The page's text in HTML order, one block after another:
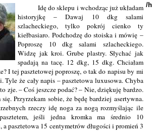
Idę do sklepu i wchodząc już układam
historyjkę – Dawaj 10 dkg salami
szlacheckiego, tylko pokrój cienko ty
kiełbasiaro. Podchodzę do stoiska i mówię –
Poproszę 10 dkg salami szlacheckiego.
Widzę jak kroi. Grube plastry. Słychać jak
spadają na tacę. 12 dkg, 15 dkg. Chciałam
I tej pasztetowej poproszę, o tak do napisu by mi
Tyle że cały napis – pasztetowa luxusowa. Chyba
zje. – Coś jeszcze podać? – Nie, dziękuję bardzo.
Przyrzekam sobie, że będę bardziej asertywna.
rzeczy idę noga za nogą rozmyślając ile
jeśli jedna kromka ma średnio 10
a pasztetowa 15 centymetrów długości i promień 3
/